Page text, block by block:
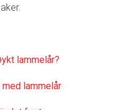
lammelår?
lammelår